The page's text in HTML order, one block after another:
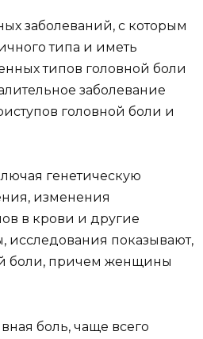
заболеваний, с которым
типа и иметь
типов головной боли
заболевание
головной боли и
генетическую
изменения
в крови и другие
исследования показывают,
боли, причем женщины
боль, чаще всего